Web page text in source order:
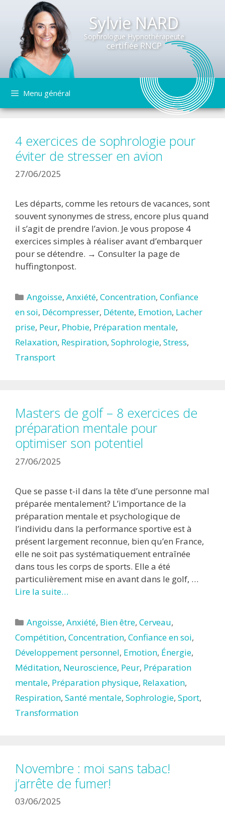
Sylvie NARD
Sophrologue Hypnothérapeute
certifiée RNCP
contenu
Menu général
4 exercices de sophrologie pour
éviter de stresser en avion
27/06/2025
Les départs, comme les retours de vacances, sont
souvent synonymes de stress, encore plus quand
il s’agit de prendre l’avion. Je vous propose 4
exercices simples à réaliser avant d’embarquer
pour se détendre. → Consulter la page de
huffingtonpost.
Catégories
Angoisse,Anxiété,Concentration,Confiance
en soi, Décompresser, Détente, Emotion, Lacher
prise, Peur, Phobie, Préparation mentale,
Relaxation, Respiration, Sophrologie, Stress,
Transport
Masters de golf – 8 exercices de
préparation mentale pour
optimiser son potentiel
27/06/2025
Que se passe t-il dans la tête d’une personne mal
préparée mentalement? L’importance de la
préparation mentale et psychologique de
l’individu dans la performance sportive est à
présent largement reconnue, bien qu’en France,
elle ne soit pas systématiquement entraînée
dans tous les corps de sports. Elle a été
particulièrement mise en avant dans le golf, …
Lire la suite…
Catégories
Angoisse,Anxiété, Bien être,Cerveau,
Compétition, Concentration, Confiance en soi,
Développement personnel, Emotion, Énergie,
Méditation, Neuroscience, Peur, Préparation
mentale, Préparation physique, Relaxation,
Respiration, Santé mentale, Sophrologie, Sport,
Transformation
Novembre : moi sans tabac!
j’arrête de fumer!
03/06/2025